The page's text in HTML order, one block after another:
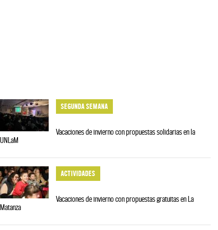
SEGUNDA SEMANA
Vacaciones de invierno con propuestas solidarias en la
UNLaM
ACTIVIDADES
Vacaciones de invierno con propuestas gratuitas en La
Matanza